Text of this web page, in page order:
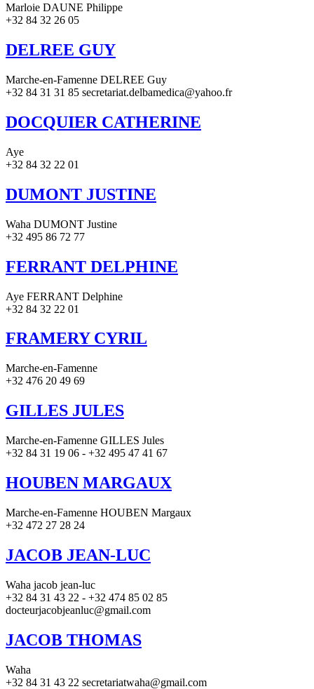
Marloie DAUNE Philippe
+32 84 32 26 05
DELREE GUY
Marche-en-Famenne DELREE Guy
+32 84 31 31 85 secretariat.delbamedica@yahoo.fr
DOCQUIER CATHERINE
Aye
+32 84 32 22 01
DUMONT JUSTINE
Waha DUMONT Justine
+32 495 86 72 77
FERRANT DELPHINE
Aye FERRANT Delphine
+32 84 32 22 01
FRAMERY CYRIL
Marche-en-Famenne
+32 476 20 49 69
GILLES JULES
Marche-en-Famenne GILLES Jules
+32 84 31 19 06 - +32 495 47 41 67
HOUBEN MARGAUX
Marche-en-Famenne HOUBEN Margaux
+32 472 27 28 24
JACOB JEAN-LUC
Waha jacob jean-luc
+32 84 31 43 22 - +32 474 85 02 85
docteurjacobjeanluc@gmail.com
JACOB THOMAS
Waha
+32 84 31 43 22 secretariatwaha@gmail.com